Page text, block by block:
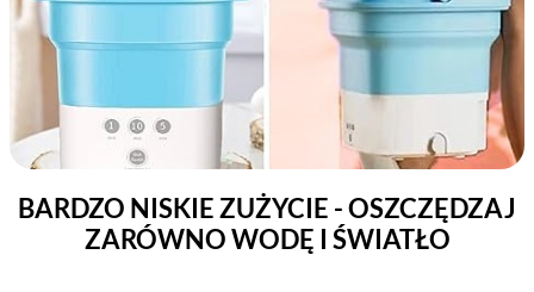
BARDZO NISKIE ZUŻYCIE - OSZCZĘDZAJ
ZARÓWNO WODĘ I ŚWIATŁO